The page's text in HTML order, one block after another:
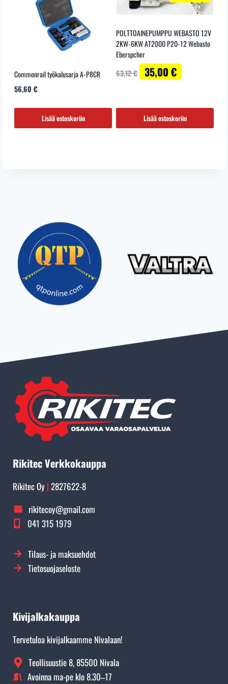
Commonrail työkalusarja A-P8CR
56,60 €
Lisää ostoskoriin
POLTTOAINEPUMPPU WEBASTO 12V
2KW-6KW AT2000 P20-12 Webasto
Eberspcher
63,12€Alkuperäinen
hinta
35,00 € Nykyinen
hinta
Lisää ostoskoriin
Rikitec Verkkokauppa
Rikitec Oy | 2827622-8
rikitecoy@gmail.com
041 315 1979
Tilaus- ja maksuehdot
Tietosuojaseloste
Kivijalkakauppa
Tervetuloa kivijalkaamme Nivalaan!
Teollisuustie 8, 85500 Nivala
Avoinna ma-pe klo 8.30–17